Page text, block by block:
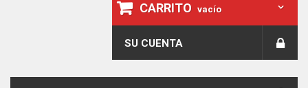
CARRITO vacío
SU CUENTA